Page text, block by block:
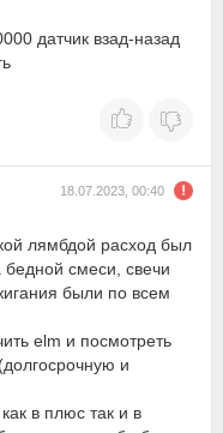
датчик взад-назад
18.07.2023, 00:40
лямбдой расход был
бедной смеси, свечи
были по всем
elm и посмотреть
и
в плюс так и в